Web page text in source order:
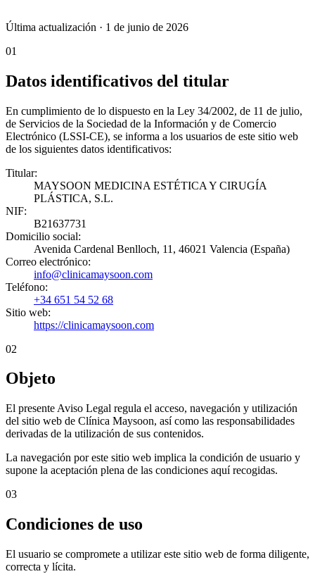
Última actualización · 1 de junio de 2026
01
Datos identificativos del titular
En cumplimiento de lo dispuesto en la Ley 34/2002, de 11 de julio,
de Servicios de la Sociedad de la Información y de Comercio
Electrónico (LSSI-CE), se informa a los usuarios de este sitio web
de los siguientes datos identificativos:
Titular:
MAYSOON MEDICINA ESTÉTICA Y CIRUGÍA
PLÁSTICA, S.L.
NIF:
B21637731
Domicilio social:
Avenida Cardenal Benlloch, 11, 46021 Valencia (España)
Correo electrónico:
info@clinicamaysoon.com
Teléfono:
+34 651 54 52 68
Sitio web:
https://clinicamaysoon.com
02
Objeto
El presente Aviso Legal regula el acceso, navegación y utilización
del sitio web de Clínica Maysoon, así como las responsabilidades
derivadas de la utilización de sus contenidos.
La navegación por este sitio web implica la condición de usuario y
supone la aceptación plena de las condiciones aquí recogidas.
03
Condiciones de uso
El usuario se compromete a utilizar este sitio web de forma diligente,
correcta y lícita.